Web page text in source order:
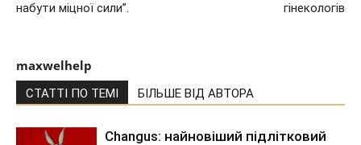
набути міцної сили”. гінекологів
maxwelhelp
СТАТТІ ПО ТЕМІ БІЛЬШЕ ВІД АВТОРА
Changus: найновіший підлітковий